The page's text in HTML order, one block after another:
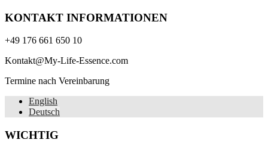
KONTAKT INFORMATIONEN
+49 176 661 650 10
Kontakt@My-Life-Essence.com
Termine nach Vereinbarung
English
Deutsch
WICHTIG